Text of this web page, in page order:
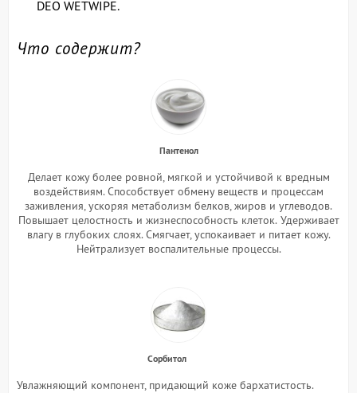
DEO WETWIPE.
Что содержит?
Пантенол
Делает кожу более ровной, мягкой и устойчивой к вредным
воздействиям. Способствует обмену веществ и процессам
заживления, ускоряя метаболизм белков, жиров и углеводов.
Повышает целостность и жизнеспособность клеток. Удерживает
влагу в глубоких слоях. Смягчает, успокаивает и питает кожу.
Нейтрализует воспалительные процессы.
Сорбитол
Увлажняющий компонент, придающий коже бархатистость.